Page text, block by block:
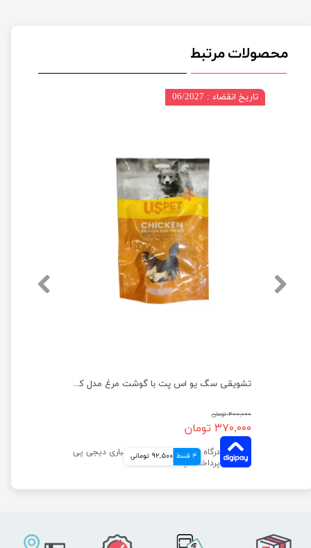
محصولات مرتبط
تشویقی سگ یو اس پت با گوشت مرغ مدل کتف مرغ وزن 100 گرم
۴۰۰,۰۰۰ تومان
۳۷۰,۰۰۰ تومان
4 قسط 92,500 تومانی
تاریخ انقضاء : 06/2027